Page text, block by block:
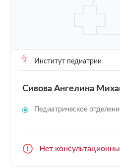
Институт педиатрии
Сивова Ангелина
Педиатрическое
Нет